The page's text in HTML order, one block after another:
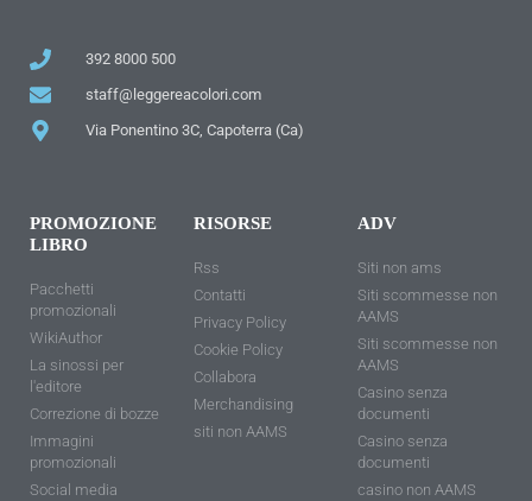
392 8000 500
staff@leggereacolori.com
Via Ponentino 3C, Capoterra (Ca)
PROMOZIONE
LIBRO
Pacchetti
promozionali
WikiAuthor
La sinossi per
l'editore
Correzione di bozze
Immagini
promozionali
Social media
RISORSE
Rss
Contatti
Privacy Policy
Cookie Policy
Collabora
Merchandising
siti non AAMS
ADV
Siti non ams
Siti scommesse non
AAMS
Siti scommesse non
AAMS
Casino senza
documenti
Casino senza
documenti
casino non AAMS